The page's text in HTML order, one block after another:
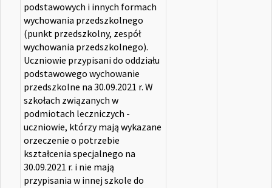
podstawowych i innych formach
wychowania przedszkolnego
(punkt przedszkolny, zespół
wychowania przedszkolnego).
Uczniowie przypisani do oddziału
podstawowego wychowanie
przedszkolne na 30.09.2021 r. W
szkołach związanych w
podmiotach leczniczych -
uczniowie, którzy mają wykazane
orzeczenie o potrzebie
kształcenia specjalnego na
30.09.2021 r. i nie mają
przypisania w innej szkole do